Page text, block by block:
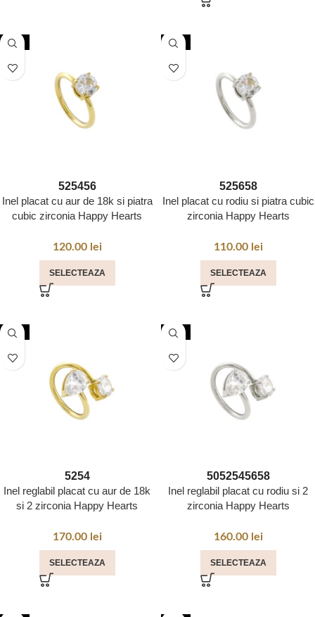
NOU
525456
Inel placat cu aur de 18k si piatra
cubic zirconia Happy Hearts
120.00 lei
SELECTEAZA
NOU
525658
Inel placat cu rodiu si piatra cubic
zirconia Happy Hearts
110.00 lei
SELECTEAZA
NOU
5254
Inel reglabil placat cu aur de 18k
si 2 zirconia Happy Hearts
170.00 lei
SELECTEAZA
NOU
5052545658
Inel reglabil placat cu rodiu si 2
zirconia Happy Hearts
160.00 lei
SELECTEAZA